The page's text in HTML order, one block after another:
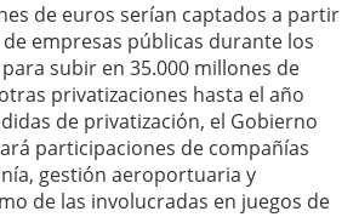
de euros serían captados a partir
empresas públicas durante los
subir en 35.000 millones de
privatizaciones hasta el año
de privatización, el Gobierno
participaciones de compañías
gestión aeroportuaria y
de las involucradas en juegos de